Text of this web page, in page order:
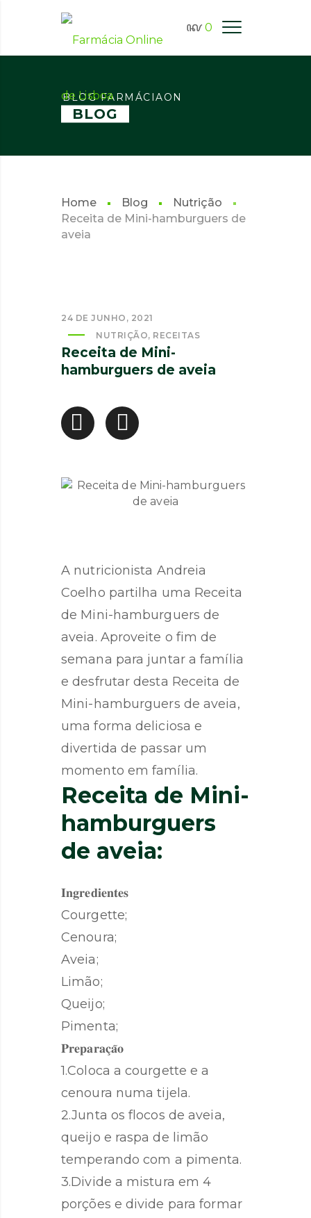
0
BLOG FARMÁCIAON
BLOG
Home Blog
Nutrição
Receita de Mini-hamburguers de
aveia
24 DE JUNHO, 2021
NUTRIÇÃO, RECEITAS
Receita de Mini-
hamburguers de aveia
A nutricionista Andreia
Coelho partilha uma Receita
de Mini-hamburguers de
aveia. Aproveite o fim de
semana para juntar a família
e desfrutar desta Receita de
Mini-hamburguers de aveia,
uma forma deliciosa e
divertida de passar um
momento em família.
Receita de Mini-
hamburguers
de aveia:
𝐈𝐧𝐠𝐫𝐞𝐝𝐢𝐞𝐧𝐭𝐞𝐬
Courgette;
Cenoura;
Aveia;
Limão;
Queijo;
Pimenta;
𝐏𝐫𝐞𝐩𝐚𝐫𝐚𝐜̧𝐚̃𝐨
1.Coloca a courgette e a
cenoura numa tijela.
2.Junta os flocos de aveia,
queijo e raspa de limão
temperando com a pimenta.
3.Divide a mistura em 4
porções e divide para formar